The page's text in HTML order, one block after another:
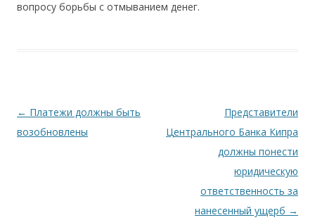
вопросу борьбы с отмыванием денег.
Навигация по записям
← Платежи должны быть
возобновлены
Представители
Центрального Банка Кипра
должны понести
юридическую
ответственность за
нанесенный ущерб →